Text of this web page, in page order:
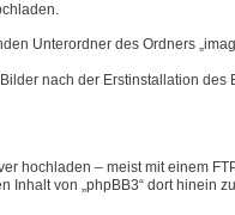
Unterordner des Ordners
nach der Erstinstallation des
hochladen – meist mit einem
Inhalt von „phpBB3“ dort hinein